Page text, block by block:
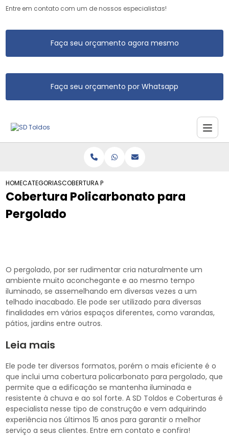
Entre em contato com um de nossos especialistas!
Faça seu orçamento agora mesmo
Faça seu orçamento por Whatsapp
HOMECATEGORIASCOBERTURA POLICARBONATO PARA PERGOLADO ZONA
Cobertura Policarbonato para
Pergolado
O pergolado, por ser rudimentar cria naturalmente um
ambiente muito aconchegante e ao mesmo tempo
iluminado, se assemelhando em diversas vezes a um
telhado inacabado. Ele pode ser utilizado para diversas
finalidades em vários espaços diferentes, como varandas,
pátios, jardins entre outros.
Leia mais
Ele pode ter diversos formatos, porém o mais eficiente é o
que inclui uma cobertura policarbonato para pergolado, que
permite que a edificação se mantenha iluminada e
resistente à chuva e ao sol forte. A SD Toldos e Coberturas é
especialista nesse tipo de construção e vem adquirindo
experiência nos últimos 15 anos para garantir o melhor
serviço a seus clientes. Entre em contato e confira!